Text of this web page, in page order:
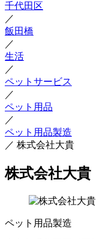
千代田区
／
飯田橋
／
生活
／
ペットサービス
／
ペット用品
／
ペット用品製造
／ 株式会社大貴
株式会社大貴
ペット用品製造